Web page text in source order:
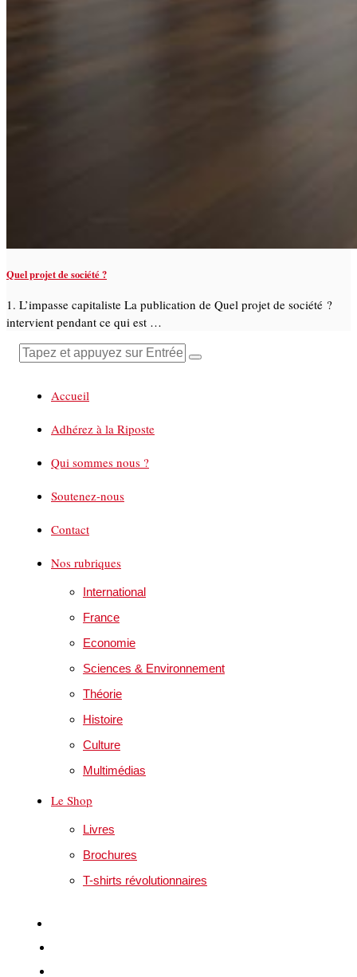
Quel projet de société ?
1. L’impasse capitaliste La publication de Quel projet de société ?
intervient pendant ce qui est …
Accueil
Adhérez à la Riposte
Qui sommes nous ?
Soutenez-nous
Contact
Nos rubriques
International
France
Economie
Sciences & Environnement
Théorie
Histoire
Culture
Multimédias
Le Shop
Livres
Brochures
T-shirts révolutionnaires